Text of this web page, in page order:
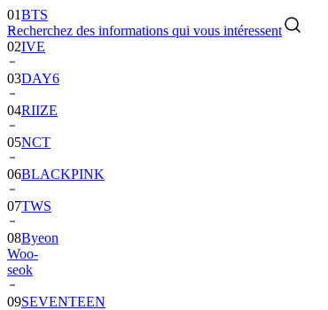
Recherchez des informations qui vous intéressent
01BTS
02IVE
03DAY6
04RIIZE
05NCT
06BLACKPINK
07TWS
08Byeon
Woo-
seok
09SEVENTEEN